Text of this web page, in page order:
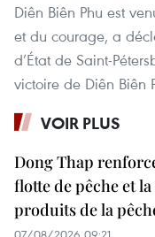
Diên Biên Phu est
et du courage, a
d’État de Saint-
victoire de Diên Biên
VOIR PLUS
Dong Thap
flotte de pêche et
produits de la